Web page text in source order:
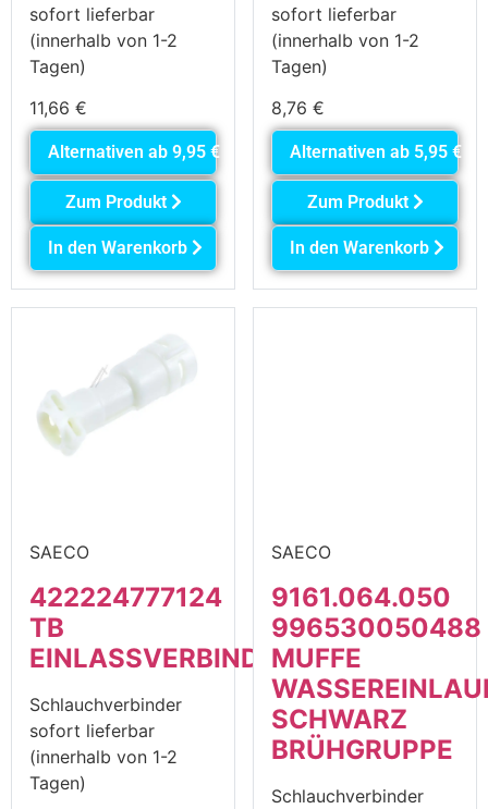
sofort lieferbar
(innerhalb von 1-2
Tagen)
11,66 €
Alternativen ab 9,95 €
Zum Produkt
In den Warenkorb
sofort lieferbar
(innerhalb von 1-2
Tagen)
8,76 €
Alternativen ab 5,95 €
Zum Produkt
In den Warenkorb
SAECO
422224777124
TB
EINLASSVERBINDER
Schlauchverbinder
sofort lieferbar
(innerhalb von 1-2
Tagen)
SAECO
9161.064.050
996530050488
MUFFE
SCHWARZ
BRÜHGRUPPE
Schlauchverbinder